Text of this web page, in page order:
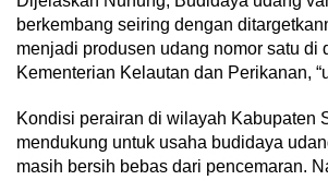
berkembang seiring dengan
menjadi produsen udang nomor satu di
Kementerian Kelautan dan Perikanan,
Kondisi perairan di wilayah Kabupaten
mendukung untuk usaha budidaya
masih bersih bebas dari pencemaran.